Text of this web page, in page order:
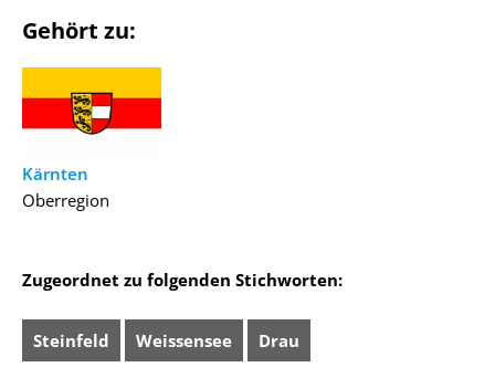
Gehört zu:
Kärnten
Oberregion
Zugeordnet zu folgenden Stichworten:
Steinfeld Weissensee Drau